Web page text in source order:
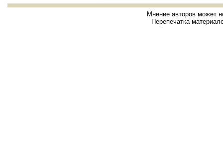
Мнение авторов может
Перепечатка